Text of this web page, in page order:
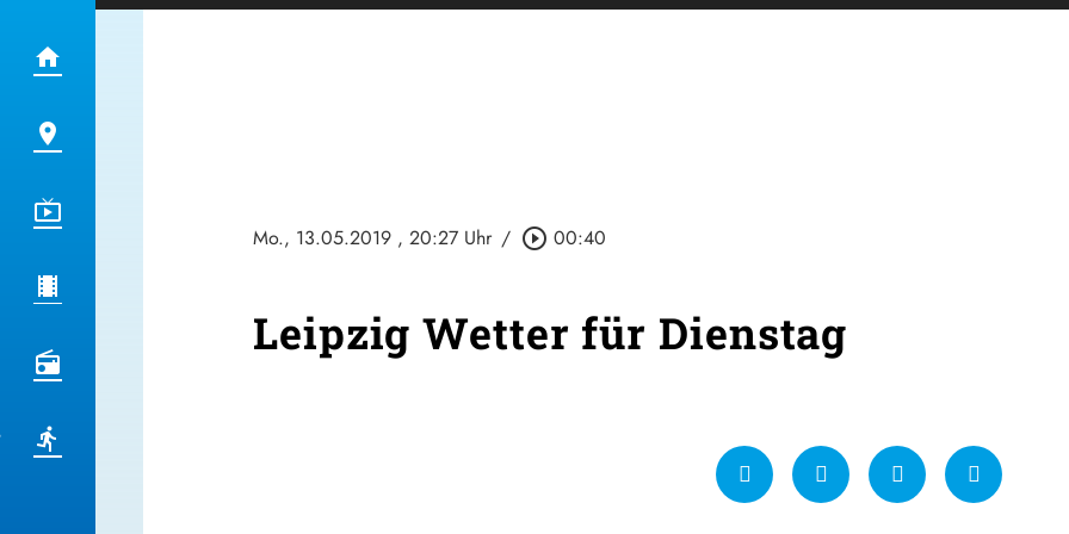
Mo., 13.05.2019 , 20:27 Uhr / play_circle_outline 00:40
Leipzig Wetter für Dienstag